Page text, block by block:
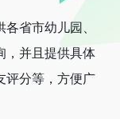
省市幼儿园、
，并且提供具体
评分等，方便广